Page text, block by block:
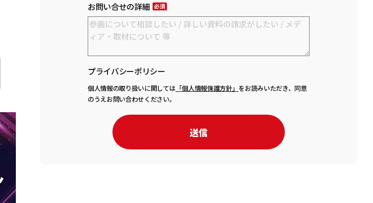
お問い合せの詳細
プライバシーポリシー
個人情報の取り扱いに関しては 「個人情報保護方針」 をお読みいただき、同意
のうえお問い合わせください。